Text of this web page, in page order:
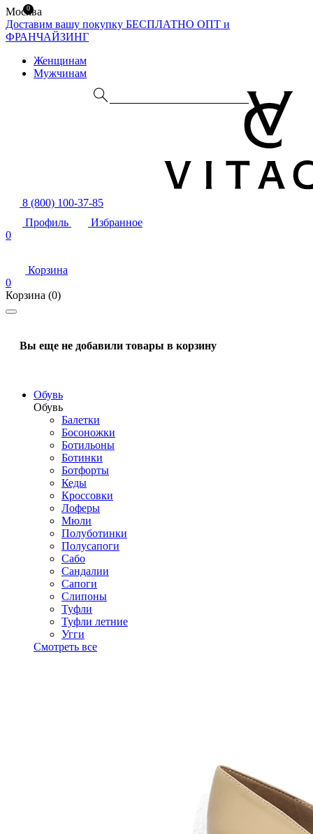
Москва
Доставим вашу покупку БЕСПЛАТНО ОПТ и
ФРАНЧАЙЗИНГ
Женщинам
Мужчинам
8 (800) 100-37-85
Профиль
Избранное
0
Корзина
0
Корзина (0)
Вы еще не добавили товары в корзину
Обувь
Обувь
Балетки
Босоножки
Ботильоны
Ботинки
Ботфорты
Кеды
Кроссовки
Лоферы
Мюли
Полуботинки
Полусапоги
Сабо
Сандалии
Сапоги
Слипоны
Туфли
Туфли летние
Угги
Смотреть все
0